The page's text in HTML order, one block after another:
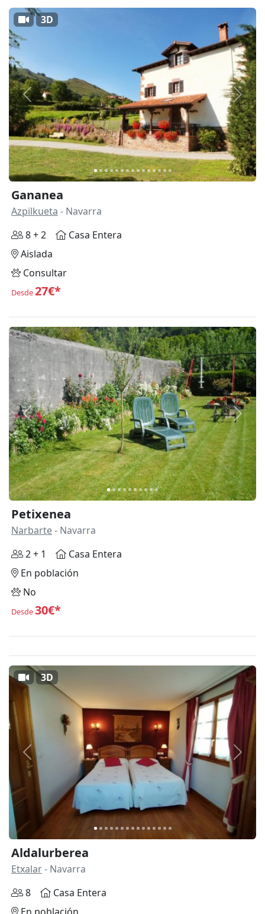
Anterior
3D
Gananea
Azpilkueta - Navarra
8 + 2
Casa Entera
Aislada
Consultar
Desde27€*
Anterior
Petixenea
Narbarte- Navarra
2 + 1
Casa Entera
En población
No
Desde30€*
Anterior
3D
Aldalurberea
Etxalar- Navarra
8
Casa Entera